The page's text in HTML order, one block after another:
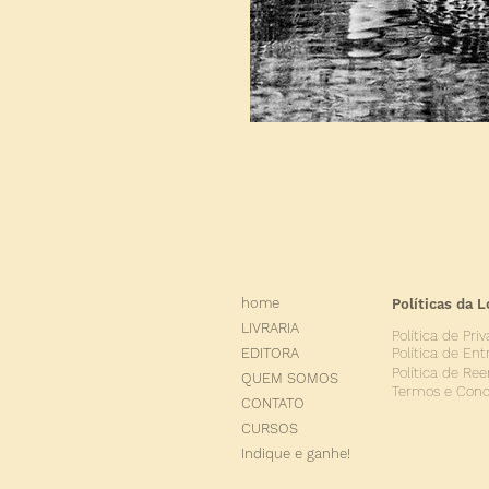
home
LIVRARIA
EDITORA
QUEM SOMOS
CONTATO
CURSOS
Indique e ganhe!
Políticas da
Política de
Política de
Política de
Termos e